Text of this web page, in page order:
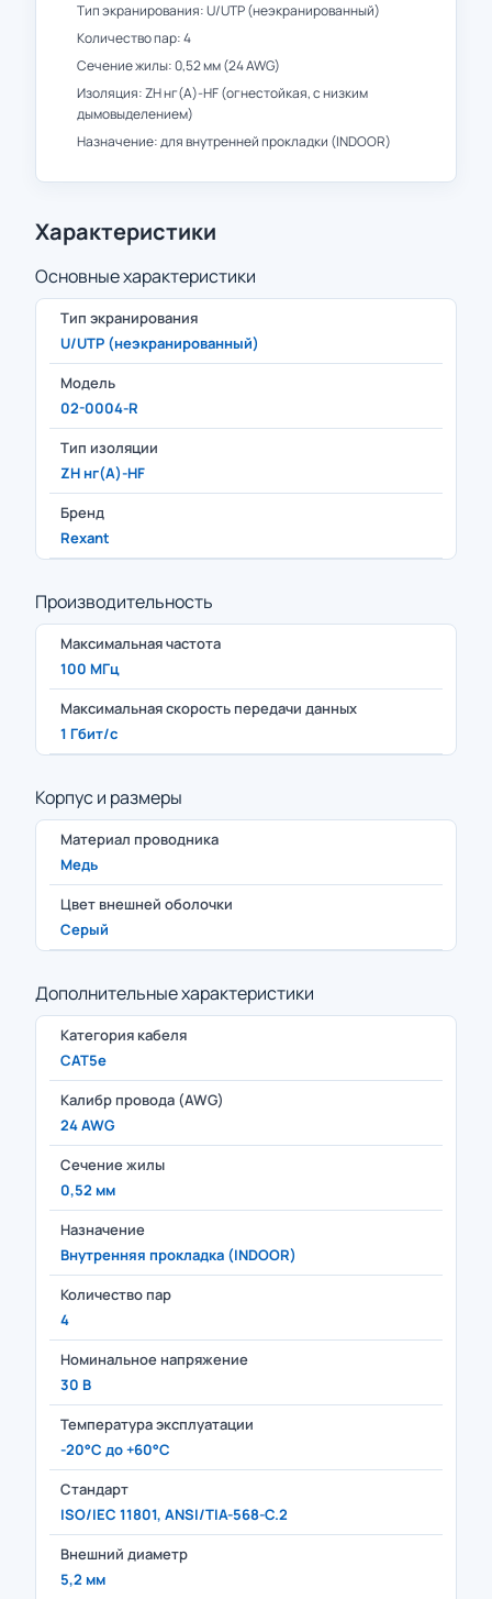
Тип экранирования: U/UTP (неэкранированный)
Количество пар: 4
Сечение жилы: 0,52 мм (24 AWG)
Изоляция: ZH нг(А)-HF (огнестойкая, с низким
дымовыделением)
Назначение: для внутренней прокладки (INDOOR)
Характеристики
Основные характеристики
Тип экранирования
U/UTP (неэкранированный)
Модель
02-0004-R
Тип изоляции
ZH нг(А)-HF
Бренд
Rexant
Производительность
Максимальная частота
100 МГц
Максимальная скорость передачи данных
1 Гбит/с
Корпус и размеры
Материал проводника
Медь
Цвет внешней оболочки
Серый
Дополнительные характеристики
Категория кабеля
CAT5e
Калибр провода (AWG)
24 AWG
Сечение жилы
0,52 мм
Назначение
Внутренняя прокладка (INDOOR)
Количество пар
4
Номинальное напряжение
30 В
Температура эксплуатации
-20°C до +60°C
Стандарт
ISO/IEC 11801, ANSI/TIA-568-C.2
Внешний диаметр
5,2 мм